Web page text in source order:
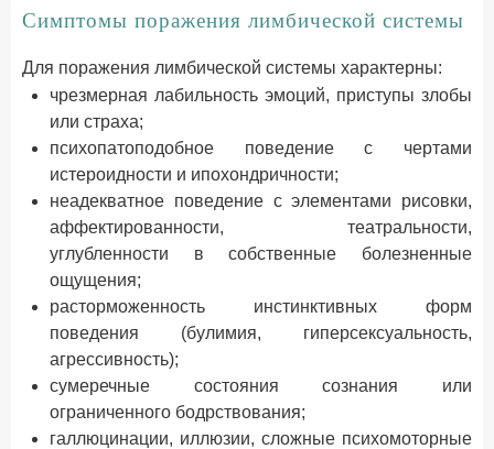
Симптомы поражения лимбической системы
Для поражения лимбической системы характерны:
чрезмерная лабильность эмоций, приступы злобы
или страха;
психопатоподобное поведение с чертами
истероидности и ипохондричности;
неадекватное поведение с элементами рисовки,
аффектированности, театральности,
углубленности в собственные болезненные
ощущения;
расторможенность инстинктивных форм
поведения (булимия, гиперсексуальность,
агрессивность);
сумеречные состояния сознания или
ограниченного бодрствования;
галлюцинации, иллюзии, сложные психомоторные